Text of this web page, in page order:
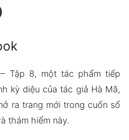
Tập 8, một tác phẩm tiếp
kỳ diệu của tác giả Hà Mã,
ra trang mới trong cuốn sổ
thám hiểm này.